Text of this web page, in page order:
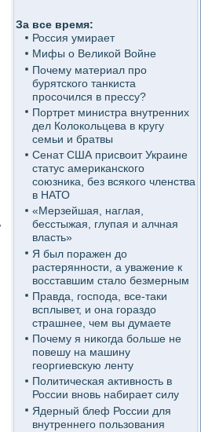
За все время:
Россия умирает
Мифы о Великой Войне
Почему материал про
бурятского танкиста
просочился в прессу?
Портрет министра внутренних
дел Колокольцева в кругу
семьи и братвы
Сенат США присвоит Украине
статус американского
союзника, без всякого членства
в НАТО
«Мерзейшая, наглая,
бесстыжая, глупая и алчная
власть»
Я был поражен до
растерянности, а уважение к
восставшим стало безмерным
Правда, господа, все-таки
всплывет, и она гораздо
страшнее, чем вы думаете
Почему я никогда больше не
повешу на машину
георгиевскую ленту
Политическая активность в
России вновь набирает силу
Ядерный блеф России для
внутреннего пользования